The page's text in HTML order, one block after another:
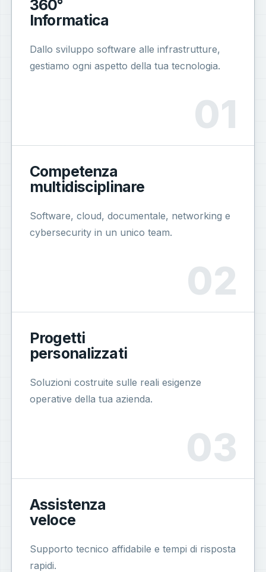
360°
Informatica
Dallo sviluppo software alle infrastrutture,
gestiamo ogni aspetto della tua tecnologia.
Competenza
multidisciplinare
Software, cloud, documentale, networking e
cybersecurity in un unico team.
Progetti
personalizzati
Soluzioni costruite sulle reali esigenze
operative della tua azienda.
Assistenza
veloce
Supporto tecnico affidabile e tempi di risposta
rapidi.